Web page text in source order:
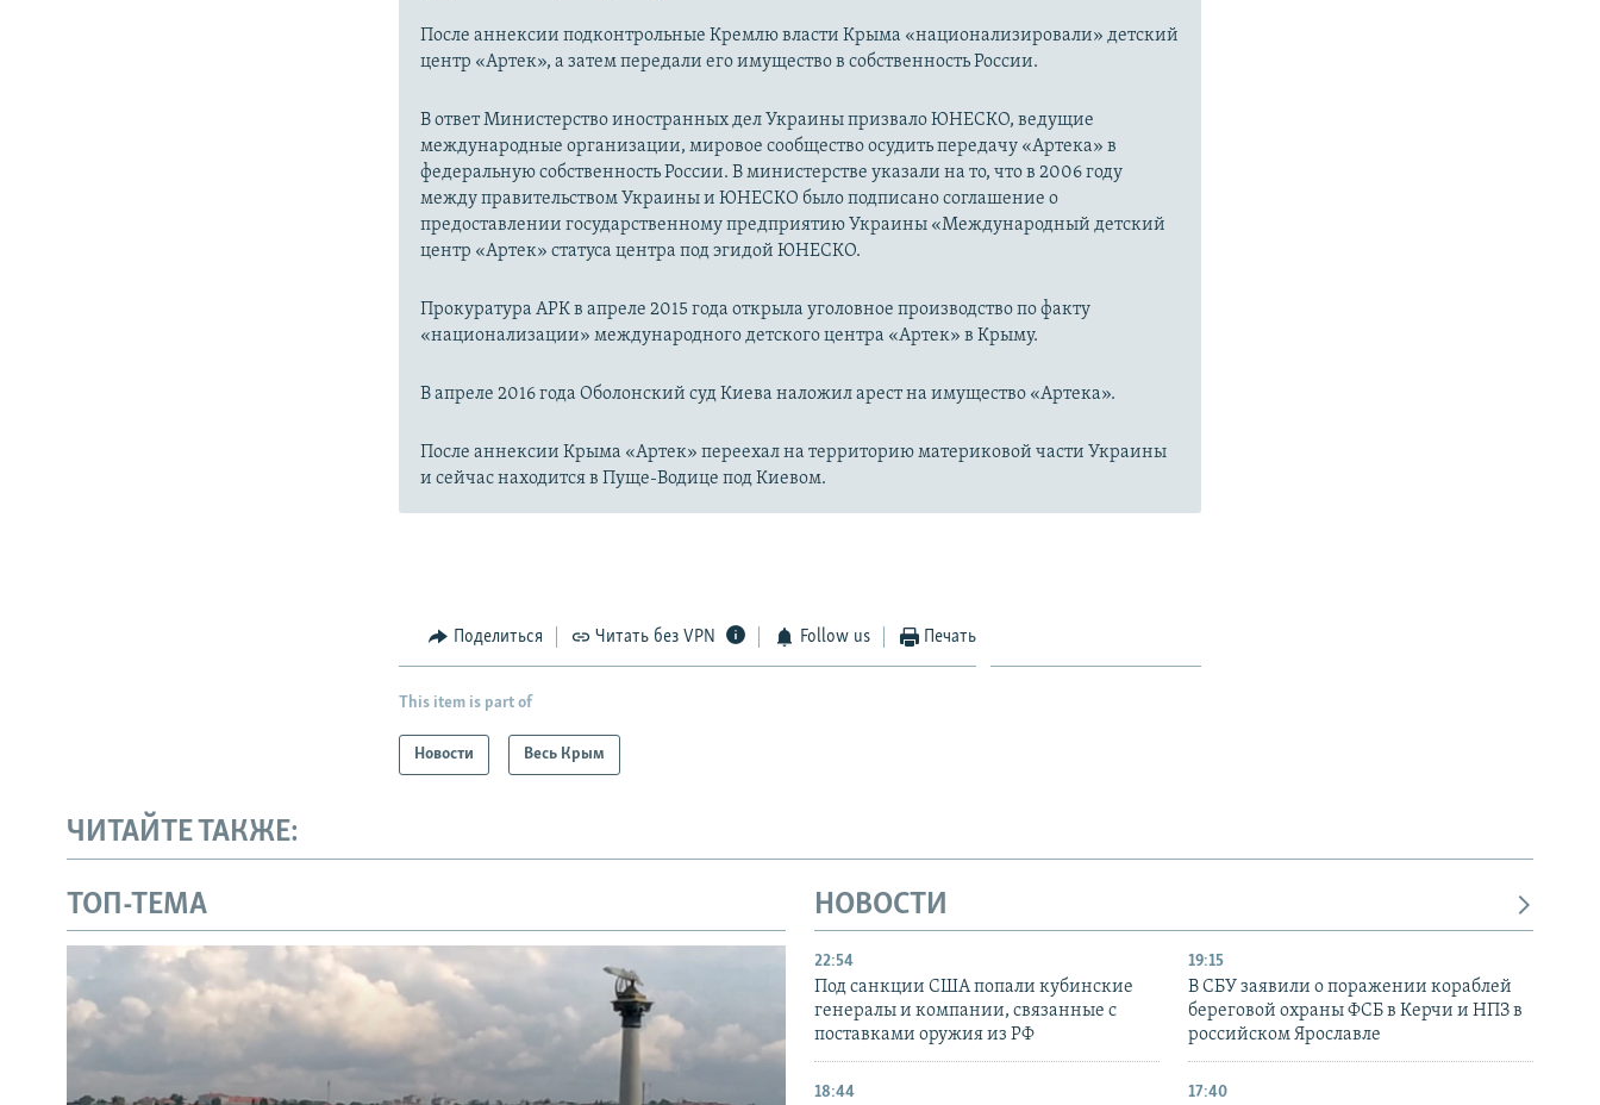
После аннексии подконтрольные Кремлю власти Крыма «национализировали» детский
центр «Артек», а затем передали его имущество в собственность России.
В ответ Министерство иностранных дел Украины призвало ЮНЕСКО, ведущие
международные организации, мировое сообщество осудить передачу «Артека» в
федеральную собственность России. В министерстве указали на то, что в 2006 году
между правительством Украины и ЮНЕСКО было подписано соглашение о
предоставлении государственному предприятию Украины «Международный детский
центр «Артек» статуса центра под эгидой ЮНЕСКО.
Прокуратура АРК в апреле 2015 года открыла уголовное производство по факту
«национализации» международного детского центра «Артек» в Крыму.
В апреле 2016 года Оболонский суд Киева наложил арест на имущество «Артека».
После аннексии Крыма «Артек» переехал на территорию материковой части Украины
и сейчас находится в Пуще-Водице под Киевом.
Поделиться Читать без VPN Follow us Печать
This item is part of
Новости Весь Крым
ЧИТАЙТЕ ТАКЖЕ:
ТОП-ТЕМА НОВОСТИ
22:54
Под санкции США попали кубинские
генералы и компании, связанные с
поставками оружия из РФ
19:15
В СБУ заявили о поражении кораблей
береговой охраны ФСБ в Керчи и НПЗ в
российском Ярославле
18:44 17:40